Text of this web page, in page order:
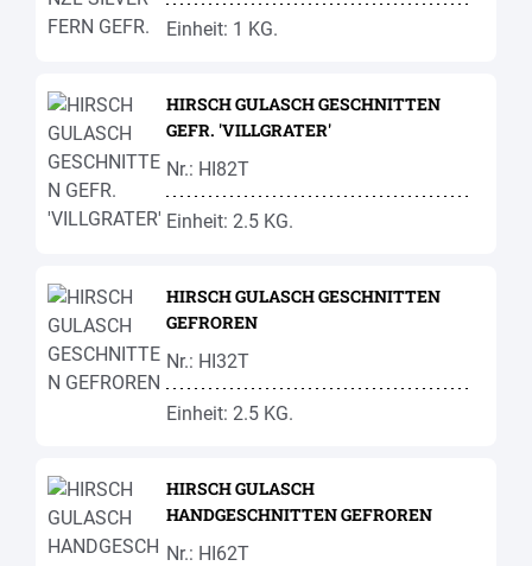
Einheit: 1 KG.
HIRSCH GULASCH GESCHNITTEN
GEFR. 'VILLGRATER'
Nr.: HI82T
Einheit: 2.5 KG.
HIRSCH GULASCH GESCHNITTEN
GEFROREN
Nr.: HI32T
Einheit: 2.5 KG.
HIRSCH GULASCH
HANDGESCHNITTEN GEFROREN
Nr.: HI62T